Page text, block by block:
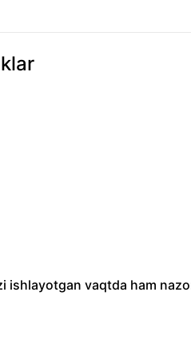
ishlayotgan vaqtda ham